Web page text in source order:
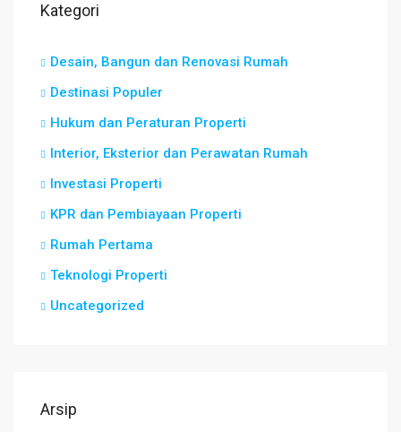
Kategori
Desain, Bangun dan Renovasi Rumah
Destinasi Populer
Hukum dan Peraturan Properti
Interior, Eksterior dan Perawatan Rumah
Investasi Properti
KPR dan Pembiayaan Properti
Rumah Pertama
Teknologi Properti
Uncategorized
Arsip